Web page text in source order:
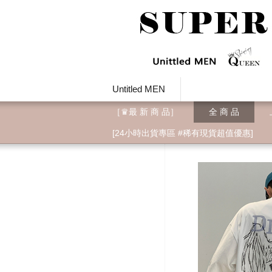
Untitled MEN
［♛最 新 商 品］ 全 商 品
[24小時出貨專區 #稀有現貨超值優惠]